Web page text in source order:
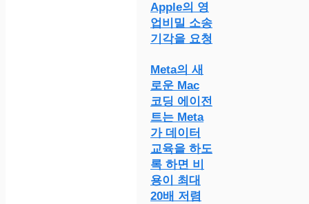
Apple의 영
업비밀 소송
기각을 요청
Meta의 새
로운 Mac
코딩 에이전
트는 Meta
가 데이터
교육을 하도
록 하면 비
용이 최대
20배 저렴